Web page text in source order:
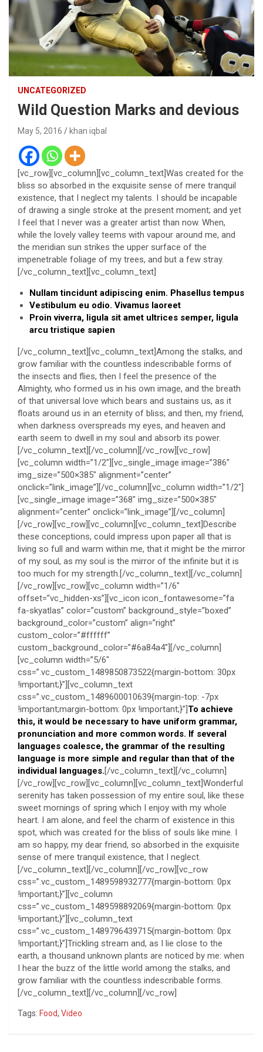
UNCATEGORIZED
Wild Question Marks and devious
May 5, 2016 khan iqbal
[vc_row][vc_column][vc_column_text]Was created for the
bliss so absorbed in the exquisite sense of mere tranquil
existence, that I neglect my talents. I should be incapable
of drawing a single stroke at the present moment; and yet
I feel that I never was a greater artist than now. When,
while the lovely valley teems with vapour around me, and
the meridian sun strikes the upper surface of the
impenetrable foliage of my trees, and but a few stray.
[/vc_column_text][vc_column_text]
Nullam tincidunt adipiscing enim. Phasellus tempus
Vestibulum eu odio. Vivamus laoreet
Proin viverra, ligula sit amet ultrices semper, ligula
arcu tristique sapien
[/vc_column_text][vc_column_text]Among the stalks, and
grow familiar with the countless indescribable forms of
the insects and flies, then I feel the presence of the
Almighty, who formed us in his own image, and the breath
of that universal love which bears and sustains us, as it
floats around us in an eternity of bliss; and then, my friend,
when darkness overspreads my eyes, and heaven and
earth seem to dwell in my soul and absorb its power.
[/vc_column_text][/vc_column][/vc_row][vc_row]
[vc_column width=”1/2″][vc_single_image image=”386″
img_size=”500×385″ alignment=”center”
onclick=”link_image”][/vc_column][vc_column width=”1/2″]
[vc_single_image image=”368″ img_size=”500×385″
alignment=”center” onclick=”link_image”][/vc_column]
[/vc_row][vc_row][vc_column][vc_column_text]Describe
these conceptions, could impress upon paper all that is
living so full and warm within me, that it might be the mirror
of my soul, as my soul is the mirror of the infinite but it is
too much for my strength.[/vc_column_text][/vc_column]
[/vc_row][vc_row][vc_column width=”1/6″
offset=”vc_hidden-xs”][vc_icon icon_fontawesome=”fa
fa-skyatlas” color=”custom” background_style=”boxed”
background_color=”custom” align=”right”
custom_color=”#ffffff”
custom_background_color=”#6a84a4″][/vc_column]
[vc_column width=”5/6″
css=”.vc_custom_1489850873522{margin-bottom: 30px
!important;}”][vc_column_text
css=”.vc_custom_1489600010639{margin-top: -7px
!important;margin-bottom: 0px !important;}”]To achieve
this, it would be necessary to have uniform grammar,
pronunciation and more common words. If several
languages coalesce, the grammar of the resulting
language is more simple and regular than that of the
individual languages.[/vc_column_text][/vc_column]
[/vc_row][vc_row][vc_column][vc_column_text]Wonderful
serenity has taken possession of my entire soul, like these
sweet mornings of spring which I enjoy with my whole
heart. I am alone, and feel the charm of existence in this
spot, which was created for the bliss of souls like mine. I
am so happy, my dear friend, so absorbed in the exquisite
sense of mere tranquil existence, that I neglect.
[/vc_column_text][/vc_column][/vc_row][vc_row
css=”.vc_custom_1489598932777{margin-bottom: 0px
!important;}”][vc_column
css=”.vc_custom_1489598892069{margin-bottom: 0px
!important;}”][vc_column_text
css=”.vc_custom_1489796439715{margin-bottom: 0px
!important;}”]Trickling stream and, as I lie close to the
earth, a thousand unknown plants are noticed by me: when
I hear the buzz of the little world among the stalks, and
grow familiar with the countless indescribable forms.
[/vc_column_text][/vc_column][/vc_row]
Tags: Food, Video